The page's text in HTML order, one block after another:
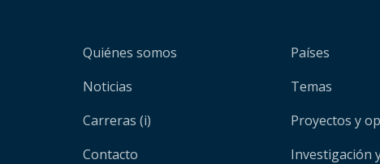
Quiénes somos
Noticias
Carreras (i)
Contacto
Países
Temas
Proyectos y
Investigación